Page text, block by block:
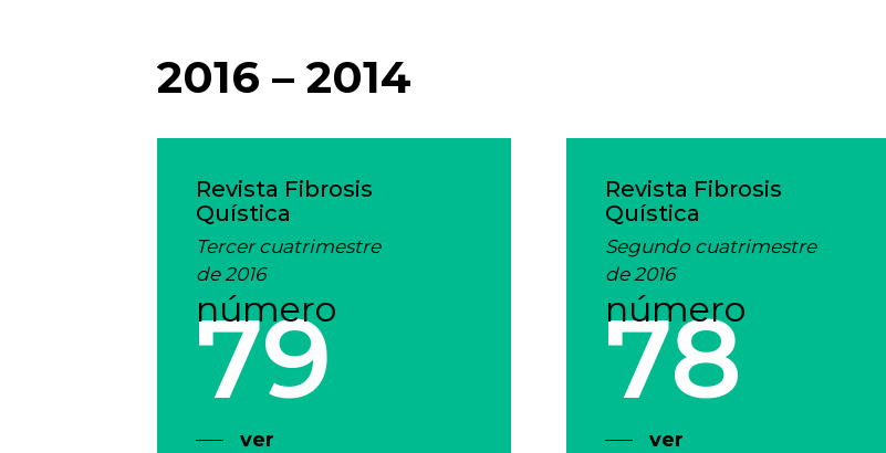
2016 – 2014
Revista Fibrosis
Quística
Tercer cuatrimestre
de 2016
número
79
ver
Revista Fibrosis
Quística
Segundo cuatrimestre
de 2016
número
78
ver